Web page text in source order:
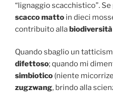
“lignaggio scacchistico”.
scacco matto in dieci
contribuito alla
Quando sbaglio un
difettoso; quando mi
simbiotico (niente
zugzwang, brindo alla